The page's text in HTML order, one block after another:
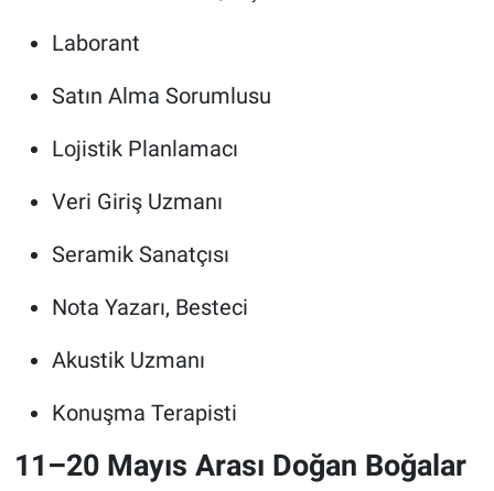
Laborant
Satın Alma Sorumlusu
Lojistik Planlamacı
Veri Giriş Uzmanı
Seramik Sanatçısı
Nota Yazarı, Besteci
Akustik Uzmanı
Konuşma Terapisti
11–20 Mayıs Arası Doğan Boğalar